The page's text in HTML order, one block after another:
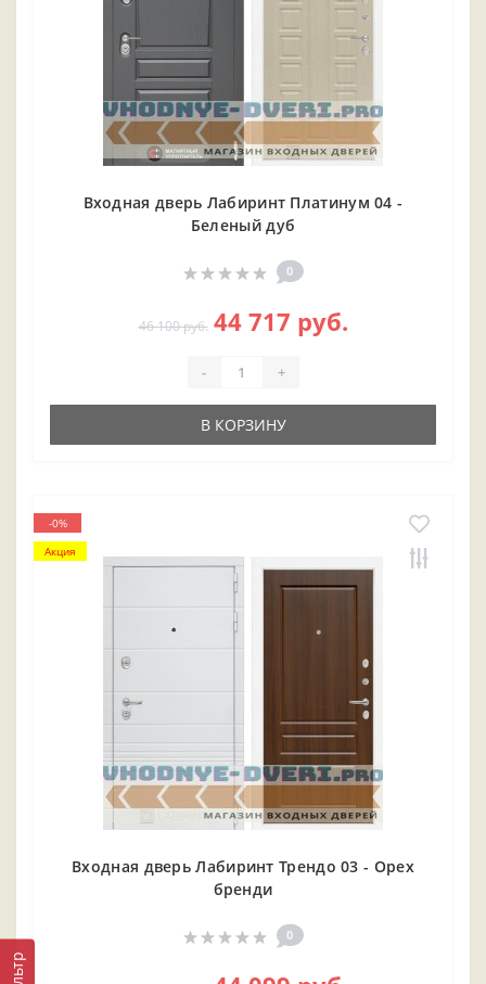
Входная дверь Лабиринт Платинум 04 -
Беленый дуб
0
46 100 руб. 44 717 руб.
- +
В КОРЗИНУ
-0%
Акция
Входная дверь Лабиринт Трендо 03 - Орех
бренди
0